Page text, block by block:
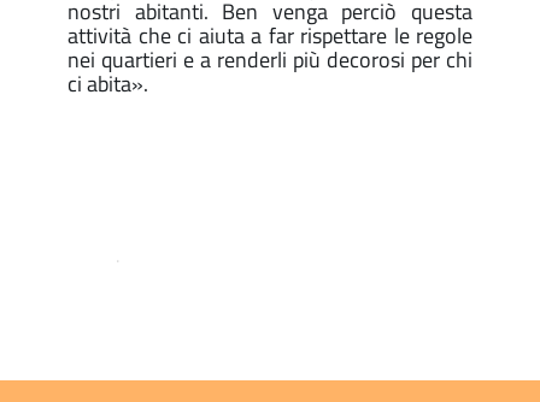
nostri abitanti. Ben venga perciò questa
attività che ci aiuta a far rispettare le regole
nei quartieri e a renderli più decorosi per chi
ci abita».
.